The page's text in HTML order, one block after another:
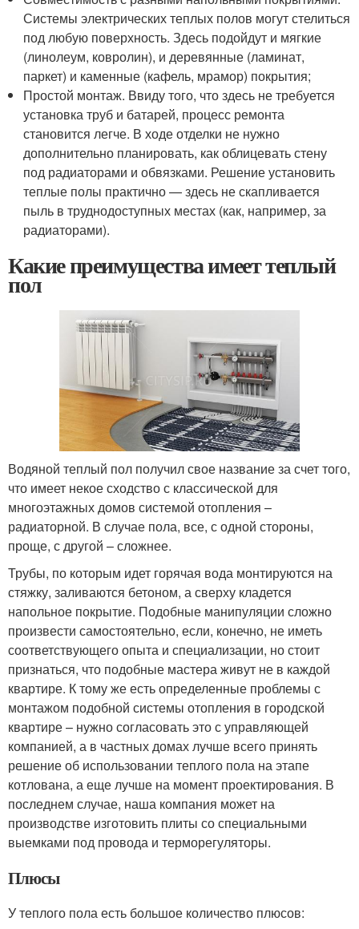
Системы электрических теплых полов могут стелиться
под любую поверхность. Здесь подойдут и мягкие
(линолеум, ковролин), и деревянные (ламинат,
паркет) и каменные (кафель, мрамор) покрытия;
Простой монтаж. Ввиду того, что здесь не требуется
установка труб и батарей, процесс ремонта
становится легче. В ходе отделки не нужно
дополнительно планировать, как облицевать стену
под радиаторами и обвязками. Решение установить
теплые полы практично — здесь не скапливается
пыль в труднодоступных местах (как, например, за
радиаторами).
Какие преимущества имеет теплый
пол
Водяной теплый пол получил свое название за счет того,
что имеет некое сходство с классической для
многоэтажных домов системой отопления –
радиаторной. В случае пола, все, с одной стороны,
проще, с другой – сложнее.
Трубы, по которым идет горячая вода монтируются на
стяжку, заливаются бетоном, а сверху кладется
напольное покрытие. Подобные манипуляции сложно
произвести самостоятельно, если, конечно, не иметь
соответствующего опыта и специализации, но стоит
признаться, что подобные мастера живут не в каждой
квартире. К тому же есть определенные проблемы с
монтажом подобной системы отопления в городской
квартире – нужно согласовать это с управляющей
компанией, а в частных домах лучше всего принять
решение об использовании теплого пола на этапе
котлована, а еще лучше на момент проектирования. В
последнем случае, наша компания может на
производстве изготовить плиты со специальными
выемками под провода и терморегуляторы.
Плюсы
У теплого пола есть большое количество плюсов: